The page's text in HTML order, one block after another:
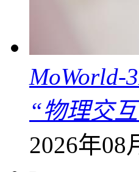
MoWorld-
“物理交
2026年08